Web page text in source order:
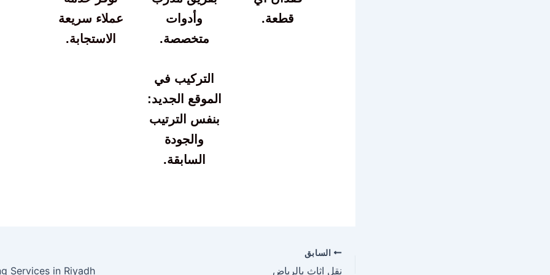
قطعة.
وأدوات
متخصصة.
التركيب في
الموقع الجديد:
بنفس الترتيب
والجودة
السابقة.
عملاء سريعة
الاستجابة.
السابق
نقل اثاث بالرياض